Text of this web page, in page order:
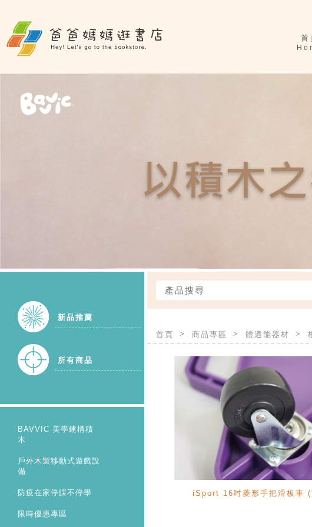
首
新品推薦
所有商品
BAVVIC 美學建構積
木
戶外木製移動式遊戲設
備
防疫在家停課不停學
限時優惠專區
首頁 商品專區 體適能器材
iSport 16吋菱形手把滑板車 (